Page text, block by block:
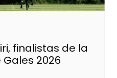
finalistas de la
2026